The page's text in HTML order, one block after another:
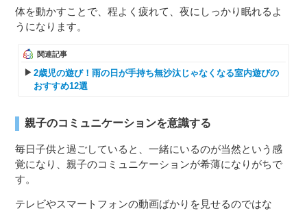
体を動かすことで、程よく疲れて、夜にしっかり眠れるよ
うになります。
関連記事
2歳児の遊び！雨の日が手持ち無沙汰じゃなくなる室内遊びの
おすすめ12選
親子のコミュニケーションを意識する
毎日子供と過ごしていると、一緒にいるのが当然という感
覚になり、親子のコミュニケーションが希薄になりがちで
す。
テレビやスマートフォンの動画ばかりを見せるのではな